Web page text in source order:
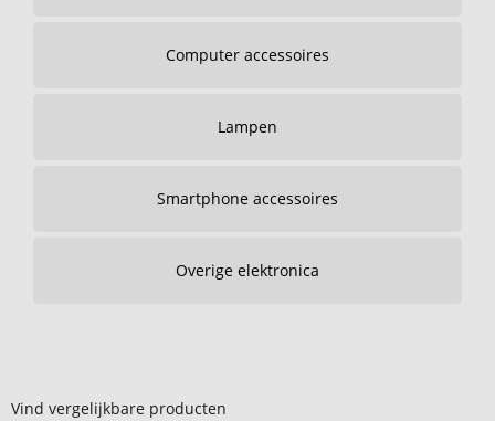
Computer accessoires
Lampen
Smartphone accessoires
Overige elektronica
Vind vergelijkbare producten